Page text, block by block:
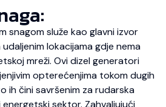
snagom služe kao glavni izvor
lokacijama gdje nema
mreži. Ovi dizel generatori
opterećenjima tokom dugih
ih čini savršenim za rudarska